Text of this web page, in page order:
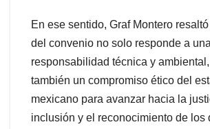
En ese sentido, Graf Montero resaltó
del convenio no solo responde a una
responsabilidad técnica y
también un compromiso ético del
mexicano para avanzar hacia la
inclusión y el reconocimiento de los